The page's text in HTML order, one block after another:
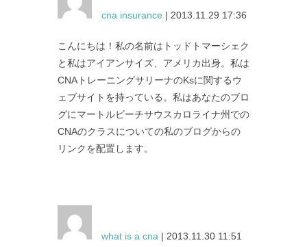
cna insurance | 2013.11.29 17:36
こんにちは！私の名前はトッドトマーシェク
と私はアイアンサイズ、アメリカ出身。私は
CNAトレーニングサリーナのKsに関するウ
ェブサイトを持っている。私はあなたのブロ
グにマートルビーチサウスカロライナ州での
CNAのクラスについての私のブログからの
リンクを配置します。
what is a cna | 2013.11.30 11:51